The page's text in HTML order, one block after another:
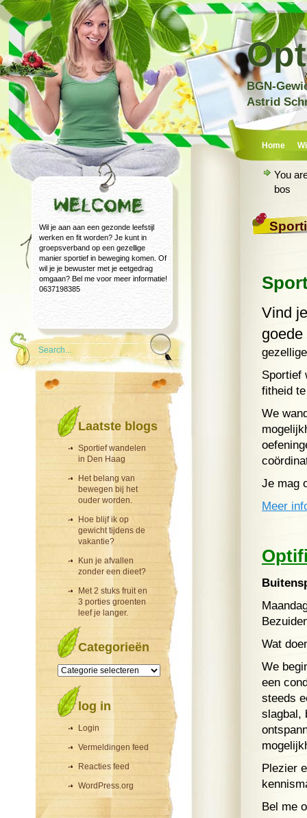
BGN-
Astrid
Home
Wil je aan aan een gezonde leefstijl
werken en fit worden? Je kunt in
groepsverband op een gezellige
manier sportief in beweging komen. Of
wil je je bewuster met je eetgedrag
omgaan? Bel me voor meer informatie!
0637198385
Laatste blogs
Sportief wandelen
in Den Haag
Het belang van
bewegen bij het
ouder worden.
Hoe blijf ik op
gewicht tijdens de
vakantie?
Kun je afvallen
zonder een dieet?
Met 2 stuks fruit en
3 porties groenten
leef je langer.
Categorieën
Categorieën
log in
Login
Vermeldingen feed
Reacties feed
WordPress.org
You
bos
Vind
Sportief
fitheid
We
Je mag
Meer
Wat
We
een
steeds
slagbal,
Plezier
Bel me